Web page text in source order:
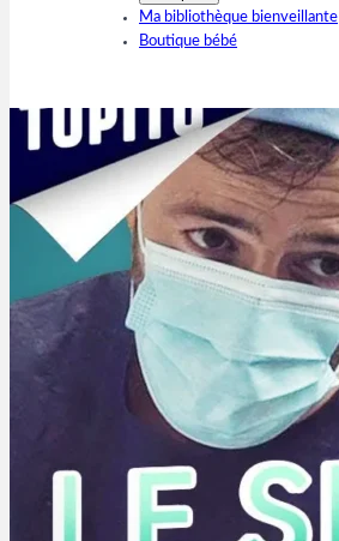
Ma bibliothèque bienveillante
Boutique bébé